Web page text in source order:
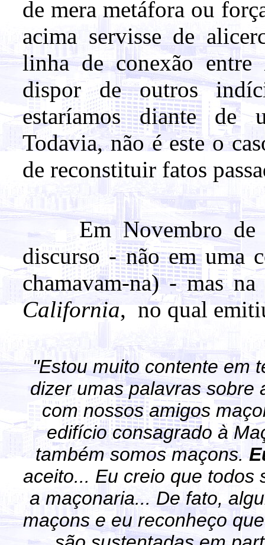
de mera metáfora ou
acima servisse de
linha de conexão entre
dispor de outros
estaríamos diante de
Todavia, não é este o
de reconstituir fatos
Em Novembro de
discurso - não em uma
chamavam-na) - mas
California, no qual
"Estou muito contente em
dizer umas palavras sobre
com nossos amigos
edifício consagrado à
também somos maçons.
aceito... Eu creio que todos
a maçonaria... De fato,
maçons e eu reconheço